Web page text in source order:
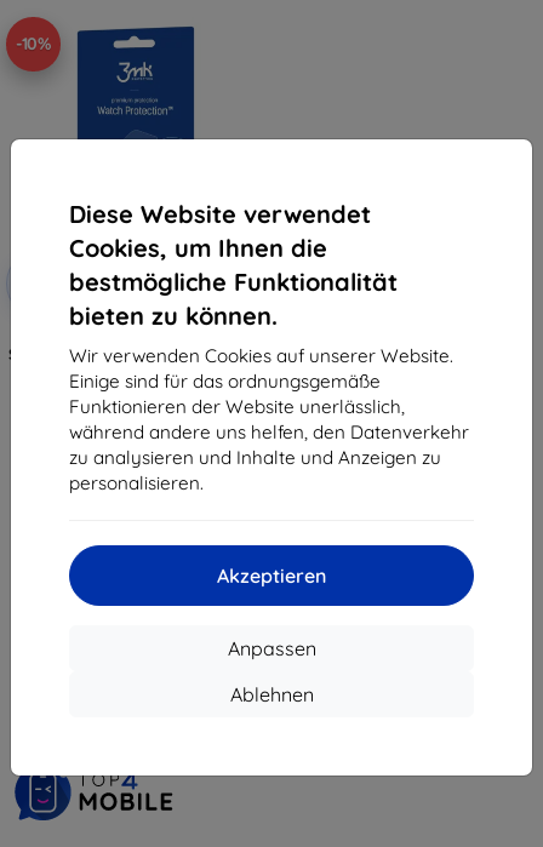
Diese Website verwendet
Cookies, um Ihnen die
bestmögliche Funktionalität
bieten zu können.
Wir verwenden Cookies auf unserer Website.
Einige sind für das ordnungsgemäße
Funktionieren der Website unerlässlich,
während andere uns helfen, den Datenverkehr
zu analysieren und Inhalte und Anzeigen zu
personalisieren.
Akzeptieren
Anpassen
Ablehnen
-10%
Rabatt
mit
Gutschein
EXTRA10
Schutzfolie für Garett Next AI 4G
10,90 €
9,81 €
Auf Lager > 5 Stk.
vom ganzen5.